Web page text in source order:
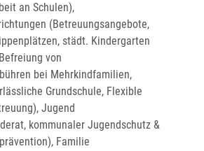
an Schulen),
(Betreuungsangebote,
städt. Kindergarten
von
bei Mehrkindfamilien,
Grundschule, Flexible
Jugend
kommunaler Jugendschutz &
Familie